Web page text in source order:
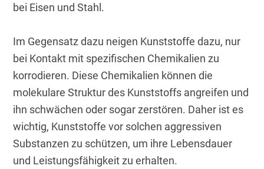
bei Eisen und Stahl.
Im Gegensatz dazu neigen Kunststoffe dazu, nur
bei Kontakt mit spezifischen Chemikalien zu
korrodieren. Diese Chemikalien können die
molekulare Struktur des Kunststoffs angreifen und
ihn schwächen oder sogar zerstören. Daher ist es
wichtig, Kunststoffe vor solchen aggressiven
Substanzen zu schützen, um ihre Lebensdauer
und Leistungsfähigkeit zu erhalten.